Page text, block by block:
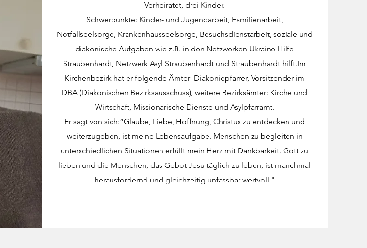
Verheiratet, drei Kinder.
​Schwerpunkte: Kinder- und Jugendarbeit, Familienarbeit,
Notfallseelsorge, Krankenhausseelsorge, Besuchsdienstarbeit, soziale und
diakonische Aufgaben wie z.B. in den Netzwerken Ukraine Hilfe
Straubenhardt, Netzwerk Asyl Straubenhardt und Straubenhardt hilft.Im
Kirchenbezirk hat er folgende Ämter: Diakoniepfarrer, Vorsitzender im
DBA (Diakonischen Bezirksausschuss), weitere Bezirksämter: Kirche und
Wirtschaft, Missionarische Dienste und Asylpfarramt.​
Er sagt von sich:“Glaube, Liebe, Hoffnung, Christus zu entdecken und
weiterzugeben, ist meine Lebensaufgabe. Menschen zu begleiten in
unterschiedlichen Situationen erfüllt mein Herz mit Dankbarkeit. Gott zu
lieben und die Menschen, das Gebot Jesu täglich zu leben, ist manchmal
herausfordernd und gleichzeitig unfassbar wertvoll."